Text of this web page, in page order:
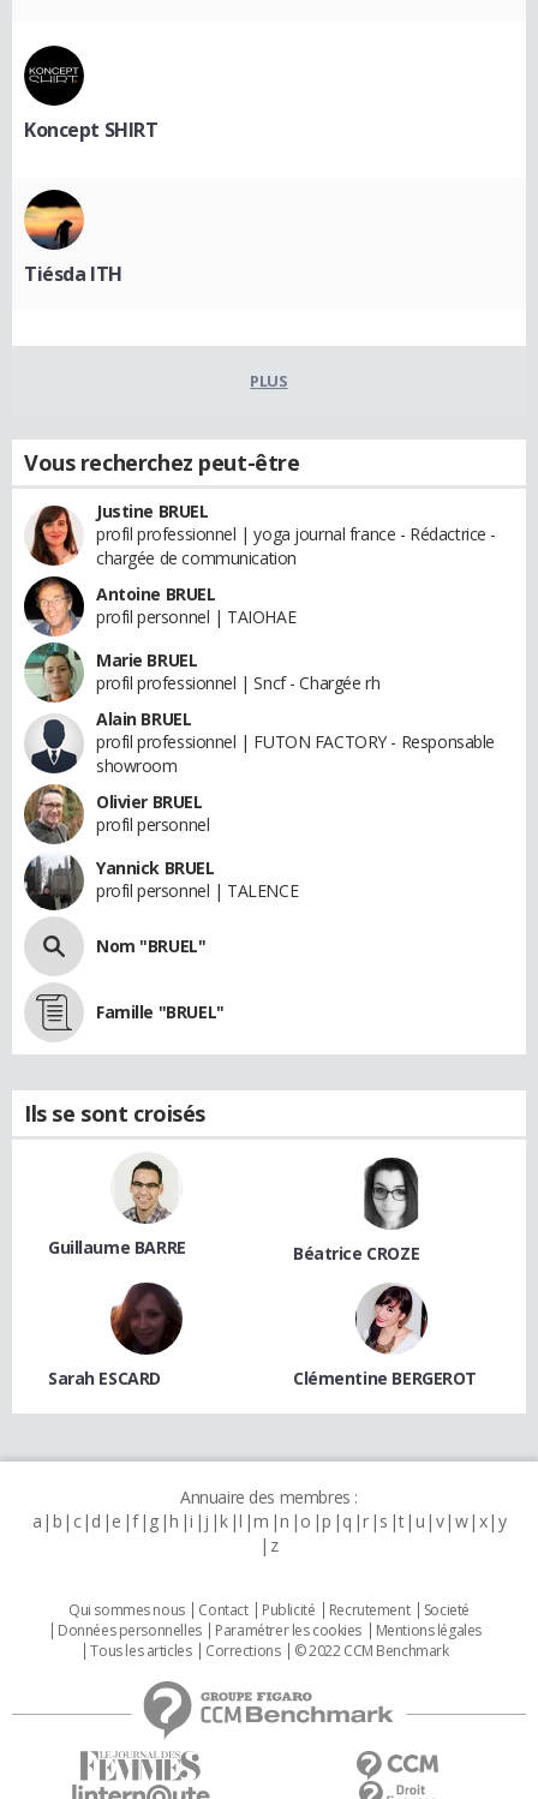
Koncept SHIRT
Tiésda ITH
PLUS
Vous recherchez peut-être
Justine BRUEL
profil professionnel | yoga journal france - Rédactrice -
chargée de communication
Antoine BRUEL
profil personnel | TAIOHAE
Marie BRUEL
profil professionnel | Sncf - Chargée rh
Alain BRUEL
profil professionnel | FUTON FACTORY - Responsable
showroom
Olivier BRUEL
profil personnel
Yannick BRUEL
profil personnel | TALENCE
Nom "BRUEL"
Famille "BRUEL"
Ils se sont croisés
Guillaume BARRE Béatrice CROZE
Sarah ESCARD Clémentine BERGEROT
Annuaire des membres :
a b c d e f g h i j k l m n o p q r s t u v w x y
z
Qui sommes nous Contact Publicité Recrutement
Societé
Données personnelles
Paramétrer les cookies
Mentions légales
Tous les articles
Corrections © 2022 CCM Benchmark